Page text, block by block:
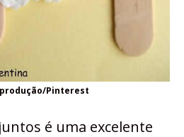
Pinterest
é uma excelente